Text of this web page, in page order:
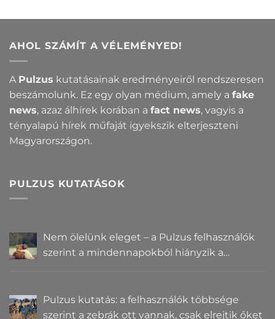
AHOL SZÁMÍT A VÉLEMÉNYED!
A Pulzus kutatásainak eredményeiről rendszeresen
beszámolunk. Ez egy olyan médium, amely a fake
news, azaz álhírek korában a fact news, vagyis a
tényalapú hírek műfaját igyekszik elterjeszteni
Magyarországon.
PULZUS KUTATÁSOK
Nem ölelünk eleget – a Pulzus felhasználók
szerint a mindennapokból hiányzik a
Pulzus kutatás: a felhasználók többsége
szerint a zebrák ott vannak, csak elrejtik őket